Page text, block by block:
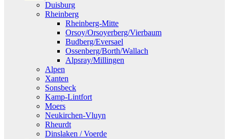
Duisburg
Rheinberg
Rheinberg-Mitte
Orsoy/Orsoyerberg/Vierbaum
Budberg/Eversael
Ossenberg/Borth/Wallach
Alpsray/Millingen
Alpen
Xanten
Sonsbeck
Kamp-Lintfort
Moers
Neukirchen-Vluyn
Rheurdt
Dinslaken / Voerde